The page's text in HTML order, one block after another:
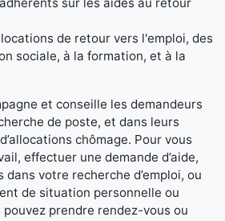
sur les aides au retour
de retour vers l'emploi, des
sociale, à la formation, et à la
et conseille les demandeurs
de poste, et dans leurs
chômage. Pour vous
effectuer une demande d’aide,
votre recherche d’emploi, ou
de situation personnelle ou
prendre rendez-vous ou